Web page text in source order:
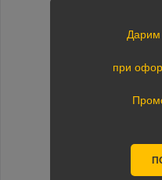
Дарим
при